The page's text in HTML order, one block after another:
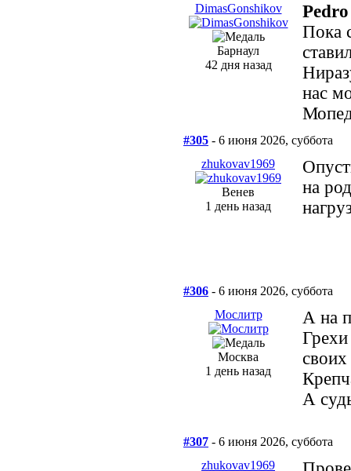
DimasGonshikov
Барнаул
42 дня назад
Пока
нас
#305 - 6 июня 2026, суббота
zhukovav1969
Венев
1 день назад
на
#306 - 6 июня 2026, суббота
Мослитр
Москва
1 день назад
А на
Грехи
А
#307 - 6 июня 2026, суббота
zhukovav1969